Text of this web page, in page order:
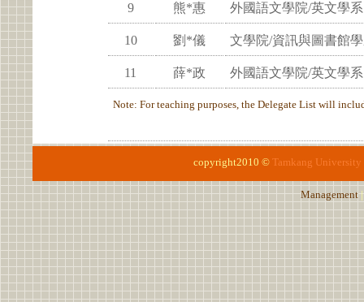
9 熊*惠 外國語文學院/英文學系
10 劉*儀 文學院/資訊與圖書館
11 薛*政 外國語文學院/英文學系
Note: For teaching purposes, the Delegate List will
copyright2010 © Tamkang University
Management